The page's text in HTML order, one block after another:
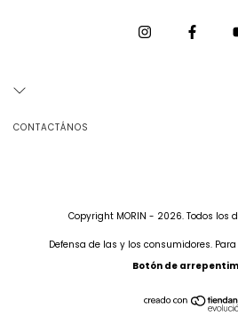
CONTACTÁNOS
Copyright MORIN - 2026. Todos los
Defensa de las y los consumidores.
Botón de